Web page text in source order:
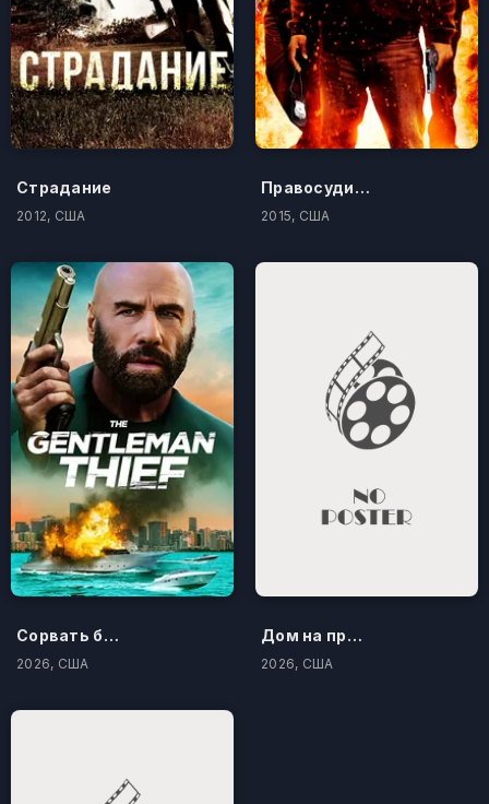
Страдание
2012, США
Правосудие по-американски
2015, США
Сорвать банк 3: Вор-джентльмен
2026, США
Дом на проклятом холме
2026, США